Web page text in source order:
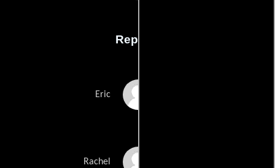
Reparto
Eric
Rachel